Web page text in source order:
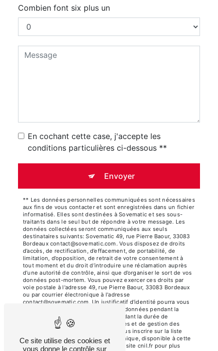
Combien font six plus un
En cochant cette case, j'accepte les
conditions particulières ci-dessous **
Envoyer
** Les données personnelles communiquées sont nécessaires
aux fins de vous contacter et sont enregistrées dans un fichier
informatisé. Elles sont destinées à Sovematic et ses sous-
traitants dans le seul but de répondre à votre message. Les
données collectées seront communiquées aux seuls
destinataires suivants: Sovematic 49, rue Pierre Baour, 33083
Bordeaux contact@sovematic.com. Vous disposez de droits
d’accès, de rectification, d’effacement, de portabilité, de
limitation, d’opposition, de retrait de votre consentement à
tout moment et du droit d’introduire une réclamation auprès
d’une autorité de contrôle, ainsi que d’organiser le sort de vos
données post-mortem. Vous pouvez exercer ces droits par
voie postale à l'adresse 49, rue Pierre Baour, 33083 Bordeaux
ou par courrier électronique à l'adresse
contact@sovematic.com. Un justificatif d'identité pourra vous
être demandé. Nous conservons vos données pendant la
période de prise de contact puis pendant la durée de
prescription légale aux fins probatoires et de gestion des
contentieux. Vous avez le droit de vous inscrire sur la liste
d'opposition au démarchage téléphonique, disponible à cette
adresse:
Bloctel.gouv.fr. Consultez le site cnil.fr pour plus
Ce site utilise des cookies et
vous donne le contrôle sur